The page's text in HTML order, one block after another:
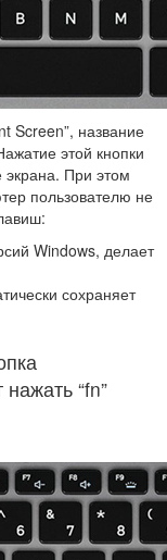
Screen”, название
этой кнопки
При этом
пользователю не
Windows, делает
сохраняет
“fn”